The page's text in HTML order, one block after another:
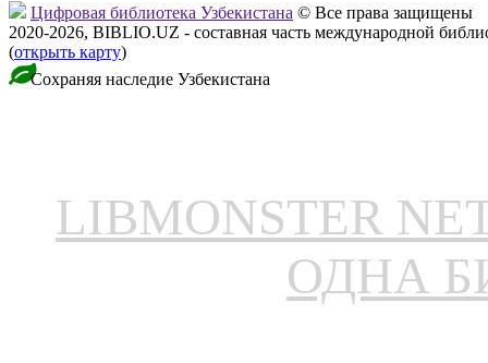
Цифровая библиотека Узбекистана © Все права защищены
2020-2026, BIBLIO.UZ - составная часть международной
(открыть карту)
Сохраняя наследие Узбекистана
LIBMONSTER
ОДНА